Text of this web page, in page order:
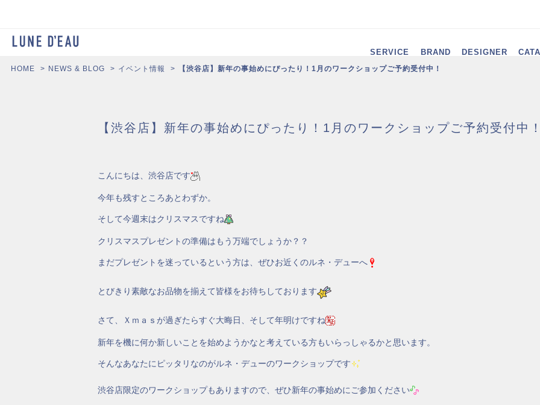
SERVICE BRAND DESIGNER
HOME NEWS & BLOG イベント情報 【渋谷店】新年の事始めにぴったり！1月のワークショップご予約受付中！
【渋谷店】新年の事始めにぴったり！1月のワークショップご予約受付中
こんにちは、渋谷店です
今年も残すところあとわずか。
そして今週末はクリスマスですね
クリスマスプレゼントの準備はもう万端でしょうか？？
まだプレゼントを迷っているという方は、ぜひお近くのルネ・デューへ
とびきり素敵なお品物を揃えて皆様をお待ちしております
さて、Ｘｍａｓが過ぎたらすぐ大晦日、そして年明けですね
新年を機に何か新しいことを始めようかなと考えている方もいらっしゃるかと思います。
そんなあなたにピッタリなのがルネ・デューのワークショップです
渋谷店限定のワークショップもありますので、ぜひ新年の事始めにご参加ください